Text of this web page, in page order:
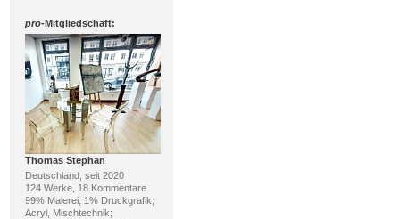
pro-Mitgliedschaft:
Thomas Stephan
Deutschland, seit 2020
124 Werke, 18 Kommentare
99% Malerei, 1% Druckgrafik;
Acryl, Mischtechnik;